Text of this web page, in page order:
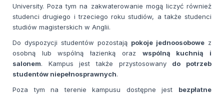
University. Poza tym na zakwaterowanie mogą liczyć również
studenci drugiego i trzeciego roku studiów, a także studenci
studiów magisterskich w Anglii.
Do dyspozycji studentów pozostają pokoje jednoosobowe z
osobną lub wspólną łazienką oraz wspólną kuchnią i
salonem. Kampus jest także przystosowany do potrzeb
studentów niepełnosprawnych.
Poza tym na terenie kampusu dostępne jest bezpłatne